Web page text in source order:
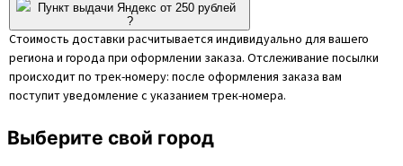
Пункт выдачи Яндекс от 250 рублей
?
Стоимость доставки расчитывается индивидуально для вашего
региона и города при оформлении заказа. Отслеживание посылки
происходит по трек-номеру: после оформления заказа вам
поступит уведомление с указанием трек-номера.
Выберите свой город